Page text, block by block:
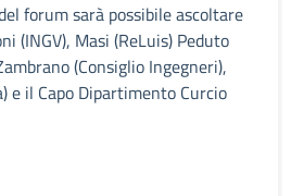
forum sarà possibile ascoltare
(INGV), Masi (ReLuis) Peduto
(Consiglio Ingegneri),
e il Capo Dipartimento Curcio